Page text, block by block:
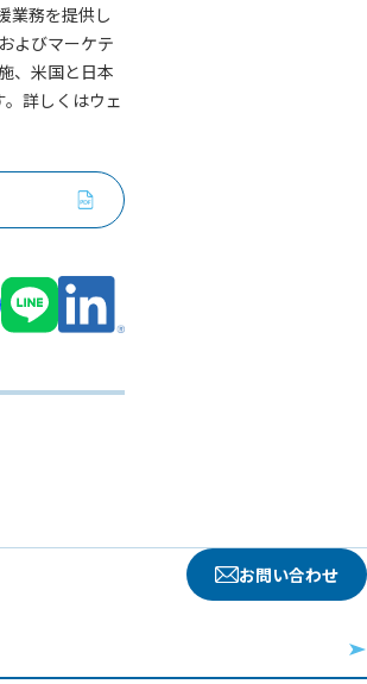
業務を提供し
よびマーケテ
、米国と日本
詳しくはウェ
お問い合わせ